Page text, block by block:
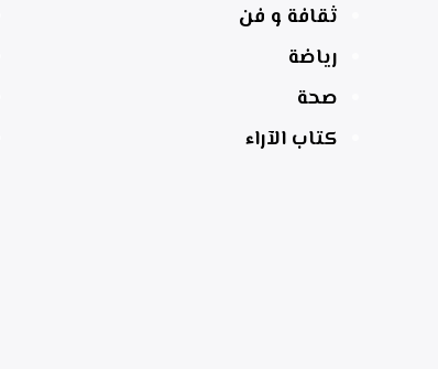
ثقافة و فن
رياضة
صحة
كتاب الآراء